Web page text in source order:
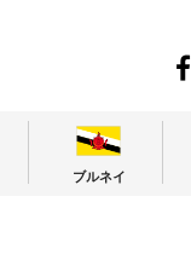
ブルネイ